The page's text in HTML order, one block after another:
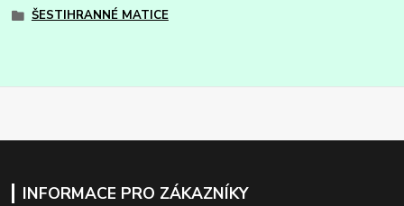
ŠESTIHRANNÉ MATICE
INFORMACE PRO ZÁKAZNÍKY